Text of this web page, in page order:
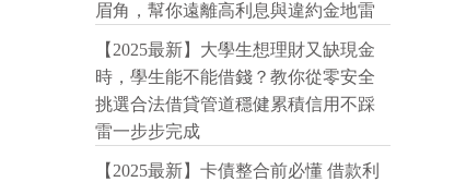
眉角，幫你遠離高利息與違約金地雷
【2025最新】大學生想理財又缺現金
時，學生能不能借錢？教你從零安全
挑選合法借貸管道穩健累積信用不踩
雷一步步完成
【2025最新】卡債整合前必懂 借款利